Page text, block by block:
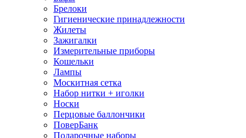
Брелоки
Гигиенические принадлежности
Жилеты
Зажигалки
Измерительные приборы
Кошельки
Лампы
Москитная сетка
Набор нитки + иголки
Носки
Перцовые баллончики
ПоверБанк
Подарочные наборы